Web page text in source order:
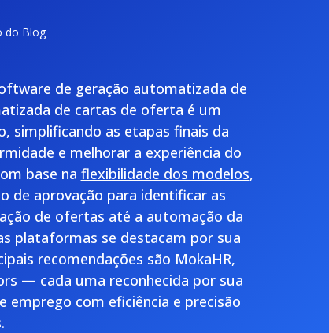
do Blog
de geração automatizada de
de cartas de oferta é um
simplificando as etapas finais da
e melhorar a experiência do
base na flexibilidade dos modelos,
de aprovação para identificar as
de ofertas até a automação da
plataformas se destacam por sua
recomendações são MokaHR,
— cada uma reconhecida por sua
emprego com eficiência e precisão